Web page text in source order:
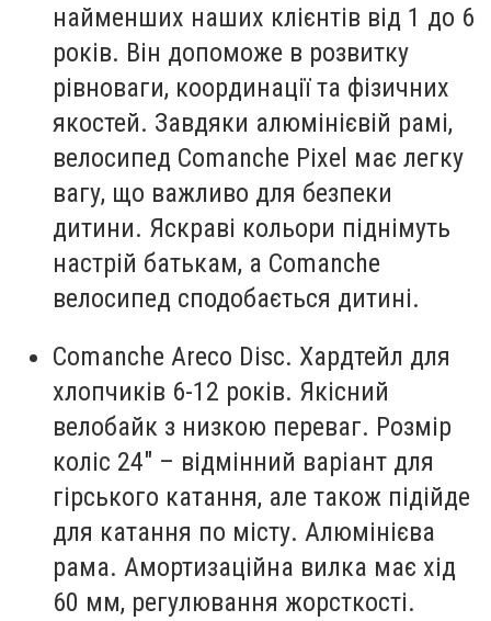
найменших наших клієнтів від 1 до 6
років. Він допоможе в розвитку
рівноваги, координації та фізичних
якостей. Завдяки алюмінієвій рамі,
велосипед Comanche Pixel має легку
вагу, що важливо для безпеки
дитини. Яскраві кольори піднімуть
настрій батькам, а Comanche
велосипед сподобається дитині.
Comanche Areco Disc. Хардтейл для
хлопчиків 6-12 років. Якісний
велобайк з низкою переваг. Розмір
коліс 24" – відмінний варіант для
гірського катання, але також підійде
для катання по місту. Алюмінієва
рама. Амортизаційна вилка має хід
60 мм, регулювання жорсткості.